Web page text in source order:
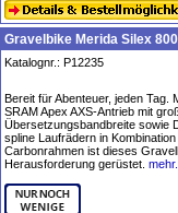
Gravelbike Merida Silex
Katalognr.: P12235
Bereit für Abenteuer, jeden Tag.
SRAM Apex AXS-Antrieb mit
Übersetzungsbandbreite sowie
spline Laufrädern in
Carbonrahmen ist dieses
Herausforderung gerüstet. mehr...